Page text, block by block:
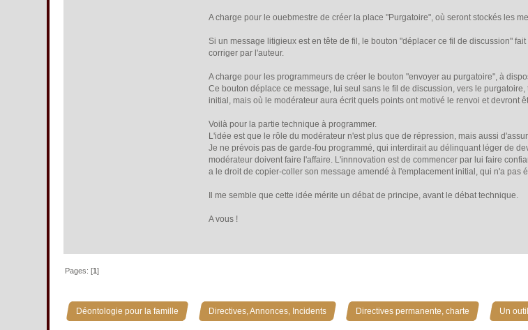
A charge pour le ouebmestre de créer la place "Purgatoire", où seront stockés les
Si un message litigieux est en tête de fil, le bouton "déplacer ce fil de discussion"
corriger par l'auteur.
A charge pour les programmeurs de créer le bouton "envoyer au purgatoire", à
Ce bouton déplace ce message, lui seul sans le fil de discussion, vers le
initial, mais où le modérateur aura écrit quels points ont motivé le renvoi et devront
Voilà pour la partie technique à programmer.
L'idée est que le rôle du modérateur n'est plus que de répression, mais aussi
Je ne prévois pas de garde-fou programmé, qui interdirait au délinquant léger de
modérateur doivent faire l'affaire. L'innnovation est de commencer par lui faire
a le droit de copier-coller son message amendé à l'emplacement initial, qui n'a pas
Il me semble que cette idée mérite un débat de principe, avant le débat technique.
A vous !
Pages: [1]
Déontologie pour la famille » Directives, Annonces, Incidents » Directives permanente, charte » Un